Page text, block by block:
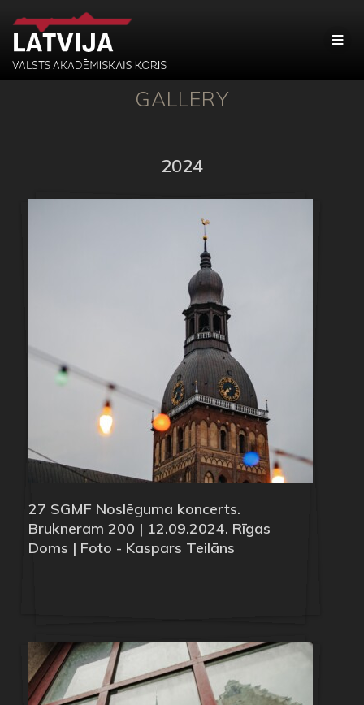
GALLERY
2024
27 SGMF Noslēguma koncerts.
Brukneram 200 | 12.09.2024. Rīgas
Doms | Foto - Kaspars Teilāns